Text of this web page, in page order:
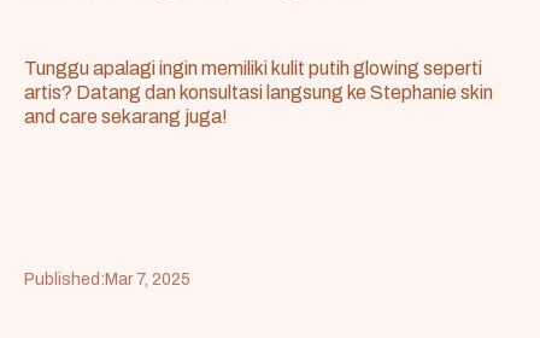
Tunggu apalagi ingin memiliki kulit putih glowing seperti
artis? Datang dan konsultasi langsung ke Stephanie skin
and care sekarang juga!
Published: Mar 7, 2025